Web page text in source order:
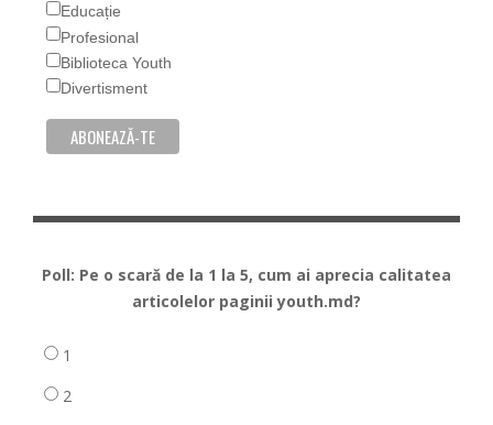
Educație
Profesional
Biblioteca Youth
Divertisment
Poll: Pe o scară de la 1 la 5, cum ai aprecia calitatea
articolelor paginii youth.md?
1
2